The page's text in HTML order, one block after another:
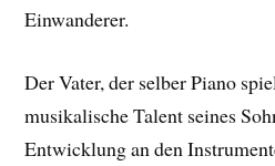
Einwanderer.
Der Vater, der selber Piano
musikalische Talent seines
Entwicklung an den